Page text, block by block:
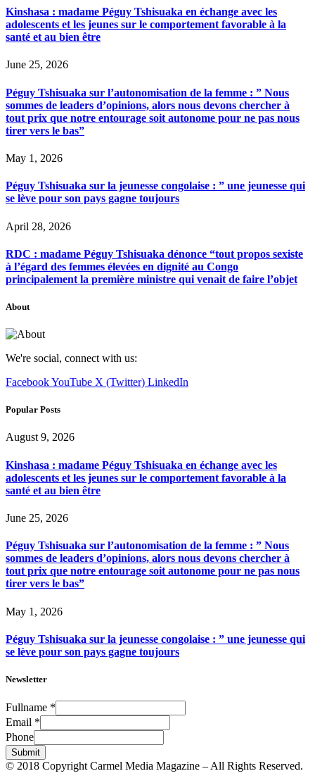
Kinshasa : madame Péguy Tshisuaka en échange avec les
adolescents et les jeunes sur le comportement favorable à la
santé et au bien être
June 25, 2026
Péguy Tshisuaka sur l’autonomisation de la femme : ” Nous
sommes de leaders d’opinions, alors nous devons chercher à
tout prix que notre entourage soit autonome pour ne pas nous
tirer vers le bas”
May 1, 2026
Péguy Tshisuaka sur la jeunesse congolaise : ” une jeunesse qui
se lève pour son pays gagne toujours
April 28, 2026
RDC : madame Péguy Tshisuaka dénonce “tout propos sexiste
à l’égard des femmes élevées en dignité au Congo
principalement la première ministre qui venait de faire l’objet
About
We're social, connect with us:
FacebookYouTube X (Twitter) LinkedIn
Popular Posts
August 9, 2026
Kinshasa : madame Péguy Tshisuaka en échange avec les
adolescents et les jeunes sur le comportement favorable à la
santé et au bien être
June 25, 2026
Péguy Tshisuaka sur l’autonomisation de la femme : ” Nous
sommes de leaders d’opinions, alors nous devons chercher à
tout prix que notre entourage soit autonome pour ne pas nous
tirer vers le bas”
May 1, 2026
Péguy Tshisuaka sur la jeunesse congolaise : ” une jeunesse qui
se lève pour son pays gagne toujours
Newsletter
Fullname *
Email *
Phone
Submit
© 2018 Copyright Carmel Media Magazine – All Rights Reserved.